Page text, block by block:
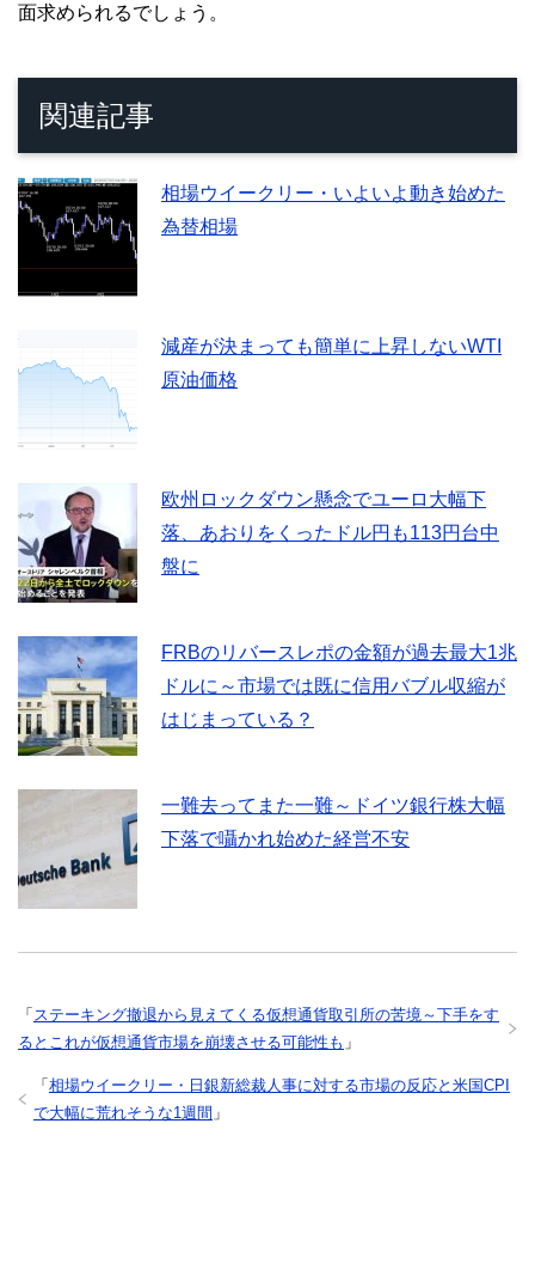
面求められるでしょう。
関連記事
相場ウイークリー・いよいよ動き始めた
為替相場
減産が決まっても簡単に上昇しないWTI
原油価格
欧州ロックダウン懸念でユーロ大幅下
落、あおりをくったドル円も113円台中
盤に
FRBのリバースレポの金額が過去最大1兆
ドルに～市場では既に信用バブル収縮が
はじまっている？
一難去ってまた一難～ドイツ銀行株大幅
下落で囁かれ始めた経営不安
「 ステーキング撤退から見えてくる仮想通貨取引所の苦境～下手をす
るとこれが仮想通貨市場を崩壊させる可能性も 」
「相場ウイークリー・日銀新総裁人事に対する市場の反応と米国CPI
で大幅に荒れそうな1週間 」